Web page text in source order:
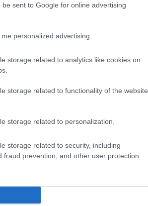
sent to Google for online advertising
personalized advertising.
storage related to analytics like cookies on
storage related to functionality of the website
storage related to personalization.
storage related to security, including
prevention, and other user protection.
κρίσιμα πεδία του After Sales
και σταθερή